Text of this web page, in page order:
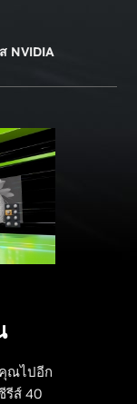
NVIDIA
คุณไปอีก
รีส์ 40